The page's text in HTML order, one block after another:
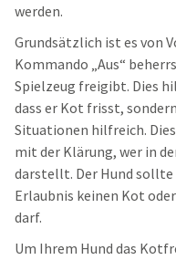
werden.
Grundsätzlich ist es von
Kommando „Aus“
Spielzeug freigibt. Dies
dass er Kot frisst,
Situationen hilfreich.
mit der Klärung, wer in
darstellt. Der Hund sollte
Erlaubnis keinen Kot
darf.
Um Ihrem Hund das